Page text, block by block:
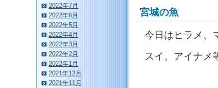
宮城の魚
今日はヒラメ、
スイ、アイナメ
2022年7月
2022年6月
2022年5月
2022年4月
2022年3月
2022年2月
2022年1月
2021年12月
2021年11月